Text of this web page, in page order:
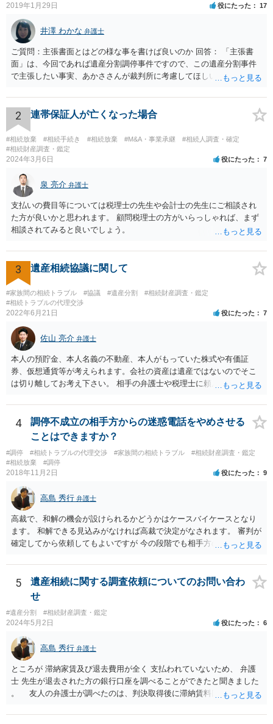
2019年1月29日 役にたった 17
井澤 わかな 弁護士
ご質問：主張書面とはどの様な事を書けば良いのか 回答： 「主張書
面」は、今回であれば遺産分割調停事件ですので、この遺産分割事件
で主張したい事実、あかささんが裁判所に考慮してほしいと思う、亡
ります。 もし、主張したい事実や考慮してほしい事情に関連して
資料を持っているようであれば、主張書面とは別で提出できます。も
し、お姉さんに見られたくないような資料がある場合、「非開示の希
望に関する申出書」と共に提出することも考えられます。 ご質問：書
いた方が良い事と書かない方が良い事 回答： お姉さんが申立書の「申
立ての趣旨」のところに書いている遺産の分け方に対して意見があれ
ば、まずそれを書くとよいです。 次に「申立ての理由」のところに、
なぜ調停を申し立てたのか(例えば、あかささんと話合いが出来ない／
決裂した、など)や亡くなった方・あかささん・お姉さん間の事情やい
きさつなどが書かれていると思うので、あかささんから見てそれは違
うと感じるところは、どのように違うのか、など書くとよいです。 そ
の他、お姉さんの申立書には書かれていないけど、どのように遺産を
った等)、それも書くとよいです。 書かない方が良いと思うことは、遺
産分割に関係ない(と思われる)いきさつを沢山盛り込むことだと考えま
す(あくまで遺産分割に関係することに留める方が、裁判所や調停委員
の方に事情を理解してもらいやすいと思います)。
2 連帯保証人が亡くなった場合
#相続放棄 #相続手続き #相続放棄 #M&A・事業承継
#相続人調査・確定
#相続財産調査・鑑定
2024年3月6日 役にたった 7
泉 亮介 弁護士
支払いの費目等については税理士の先生や会計士の先生にご相談され
た方が良いかと思われます。 顧問税理士の方がいらっしゃれば、まず
相談されてみると良いでしょう。
3 遺産相続協議に関して
#家族間の相続トラブル #協議 #遺産分割
#相続財産調査・鑑定
#相続トラブルの代理交渉
2022年6月21日 役にたった 7
佐山 亮介 弁護士
本人の預貯金、本人名義の不動産、本人がもっていた株式や有価証
券、仮想通貨等が考えられます。会社の資産は遺産ではないのでそこ
は切り離してお考え下さい。 相手の弁護士や税理士に頼んでも守秘義
意に開示を求め、応じなければ「調査嘱託」という手続きを使って銀
行等に照会をかけることになるでしょう。 不動産は、相続登記が済ん
でいなければ市役所ないし区役所に、お子様と義父様のつながりがわ
かる戸籍一式を揃えてもちこみ、「名寄せ」という手続きをすると、
分かると思います。遺産分割協議書の偽造等により既に相続登記され
てしまっている場合は、住所などに当たりをつけて登記名義を調べて
すが、現代では、各々が自由に価格設定をしていますので、特に相場
はお示しできません。ただし、かつて日本弁護士連合会が設けていた
報酬基準を踏まえて価格設定している弁護士は一定数いると思います
ので、それが一応の目安となるでしょう。
4
調停不成立の相手方からの迷惑電話をやめさせる
ことはできますか？
#調停 #相続トラブルの代理交渉 #家族間の相続トラブル
#相続財産調査・鑑定
#相続放棄
#調停
2018年11月2日 役にたった 9
高島 秀行 弁護士
高裁で、和解の機会が設けられるかどうかはケースバイケースとなり
ます。 和解できる見込みがなければ高裁で決定がなされます。 審判が
確定してから依頼してもよいですが 今の段階でも相手方の連絡が迷惑
5
遺産相続に関する調査依頼についてのお問い合わ
せ
#遺産分割 #相続財産調査・鑑定
2024年5月2日 役にたった 6
高島 秀行 弁護士
ところが 滞納家賃及び退去費用が全く 支払われていないため、 弁護
士 先生が退去された方の銀行口座を調べることができたと聞きました
。 友人の弁護士が調べたのは、判決取得後に滞納賃料回収のため
預金の入出金履歴を調べたわけではありません。 残念ながら、事案